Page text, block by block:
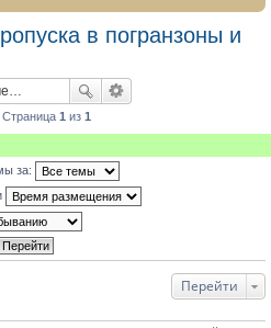
в погранзоны и
Страница 1 из 1
за:
Перейти